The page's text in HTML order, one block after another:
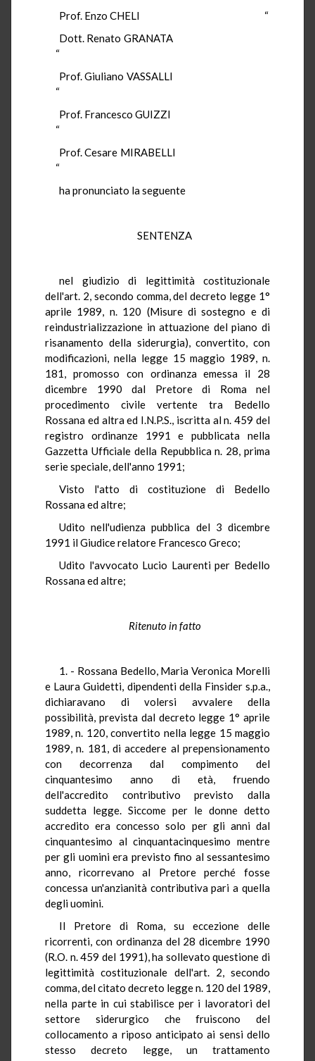
Prof. Enzo CHELI “
Dott. Renato GRANATA
“
Prof. Giuliano VASSALLI
“
Prof. Francesco GUIZZI
“
Prof. Cesare MIRABELLI
“
ha pronunciato la seguente
SENTENZA
nel giudizio di legittimità costituzionale
dell'art. 2, secondo comma, del decreto legge 1°
aprile 1989, n. 120 (Misure di sostegno e di
reindustrializzazione in attuazione del piano di
risanamento della siderurgia), convertito, con
modificazioni, nella legge 15 maggio 1989, n.
181, promosso con ordinanza emessa il 28
dicembre 1990 dal Pretore di Roma nel
procedimento civile vertente tra Bedello
Rossana ed altra ed I.N.P.S., iscritta al n. 459 del
registro ordinanze 1991 e pubblicata nella
Gazzetta Ufficiale della Repubblica n. 28, prima
serie speciale, dell'anno 1991;
Visto l'atto di costituzione di Bedello
Rossana ed altre;
Udito nell'udienza pubblica del 3 dicembre
1991 il Giudice relatore Francesco Greco;
Udito l'avvocato Lucio Laurenti per Bedello
Rossana ed altre;
Ritenuto in fatto
1. - Rossana Bedello, Maria Veronica Morelli
e Laura Guidetti, dipendenti della Finsider s.p.a.,
dichiaravano di volersi avvalere della
possibilità, prevista dal decreto legge 1° aprile
1989, n. 120, convertito nella legge 15 maggio
1989, n. 181, di accedere al prepensionamento
con decorrenza dal compimento del
cinquantesimo anno di età, fruendo
dell'accredito contributivo previsto dalla
suddetta legge. Siccome per le donne detto
accredito era concesso solo per gli anni dal
cinquantesimo al cinquantacinquesimo mentre
per gli uomini era previsto fino al sessantesimo
anno, ricorrevano al Pretore perché fosse
concessa un'anzianità contributiva pari a quella
degli uomini.
Il Pretore di Roma, su eccezione delle
ricorrenti, con ordinanza del 28 dicembre 1990
(R.O. n. 459 del 1991), ha sollevato questione di
legittimità costituzionale dell'art. 2, secondo
comma, del citato decreto legge n. 120 del 1989,
nella parte in cui stabilisce per i lavoratori del
settore siderurgico che fruiscono del
collocamento a riposo anticipato ai sensi dello
stesso decreto legge, un trattamento